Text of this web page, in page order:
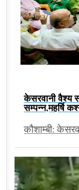
केसरवानी वैश्य
सम्पन्न,महर्षि
कौशाम्बी: